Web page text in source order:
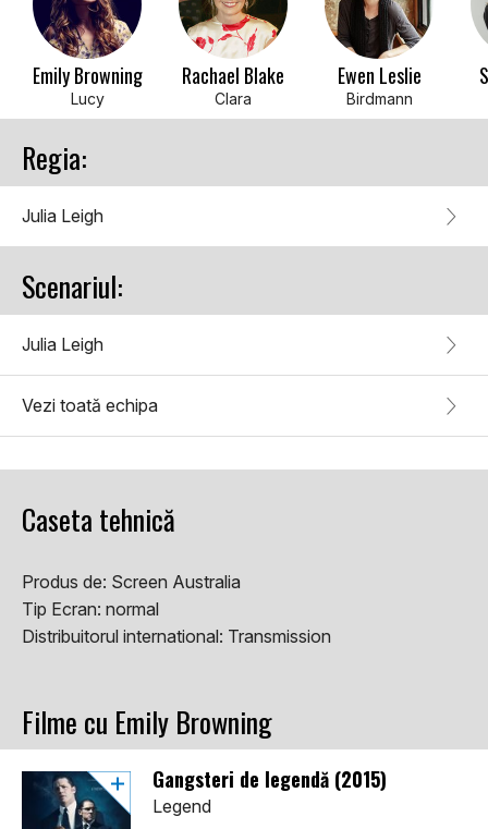
Emily Browning
Lucy
Rachael Blake
Clara
Ewen Leslie
Birdmann
Regia:
Julia Leigh
Scenariul:
Julia Leigh
Vezi toată echipa
Caseta tehnică
Produs de: Screen Australia
Tip Ecran: normal
Distribuitorul international: Transmission
Filme cu Emily Browning
Gangsteri de legendă (2015)
Legend